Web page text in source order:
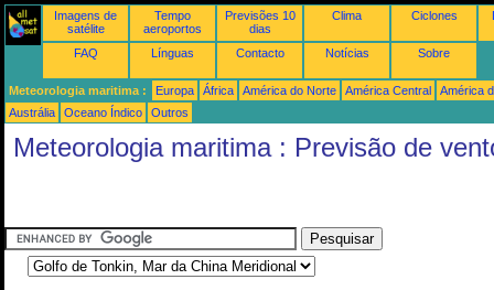
Imagens de
satélite
Tempo
aeroportos
Previsões 10
dias
Clima Ciclones
FAQ Línguas Contacto Notícias Sobre
Meteorologia maritima : Europa África América do Norte América Central
América
Austrália
Oceano Índico Outros
Meteorologia maritima : Previsão de